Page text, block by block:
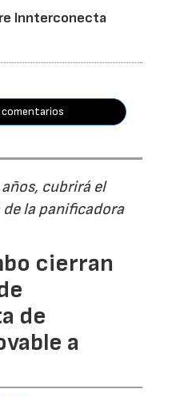
Innterconecta
cubrirá el
la panificadora
cierran
de
a